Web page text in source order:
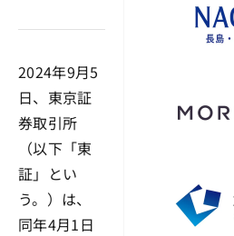
2024年9月5
日、東京証
券取引所
（以下「東
証」とい
う。）は、
同年4月1日